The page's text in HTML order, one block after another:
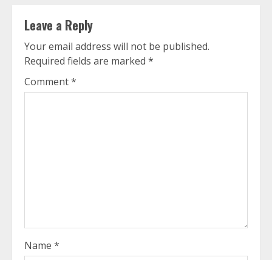
Leave a Reply
Your email address will not be published.
Required fields are marked *
Comment*
Name *